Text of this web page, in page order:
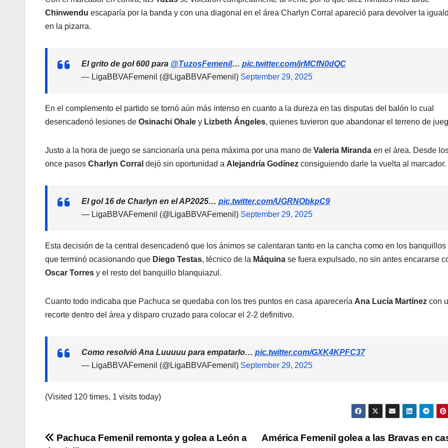
Chinwendu escaparía por la banda y con una diagonal en el área Charlyn Corral apareció para devolver la
en la pizarra.
El grito de gol 600 para @TuzosFemenil… pic.twitter.com/jrMCfN0dQC
— LigaBBVAFemenil (@LigaBBVAFemenil) September 29, 2025
En el complemento el partido se tornó aún más intenso en cuanto a la dureza en las disputas del balón lo cual
desencadenó lesiones de Osinachi Ohale y Lizbeth Ángeles, quienes tuvieron que abandonar el terreno de
Justo a la hora de juego se sancionaría una pena máxima por una mano de Valeria Miranda en el área. Desde
once pasos Charlyn Corral dejó sin oportunidad a Alejandría Godínez consiguiendo darle la vuelta al marcador.
El gol 16 de Charlyn en el AP2025… pic.twitter.com/UGRNObkpC9
— LigaBBVAFemenil (@LigaBBVAFemenil) September 29, 2025
Esta decisión de la central desencadenó que los ánimos se calentaran tanto en la cancha como en los banquillos
que terminó ocasionando que Diego Testas, técnico de la Máquina se fuera expulsado, no sin antes encararse
Oscar Torres y el resto del banquillo blanquiazul.
Cuanto todo indicaba que Pachuca se quedaba con los tres puntos en casa aparecería Ana Lucía Martínez con
recorte dentro del área y disparo cruzado para colocar el 2-2 definitivo.
Como resolvió Ana Luuuuu para empatarlo… pic.twitter.com/GXK4KPFC37
— LigaBBVAFemenil (@LigaBBVAFemenil) September 29, 2025
(Visited 120 times, 1 visits today)
Navegación América Femenil golea a las Bravas en
Pachuca Femenil remonta y golea a León a